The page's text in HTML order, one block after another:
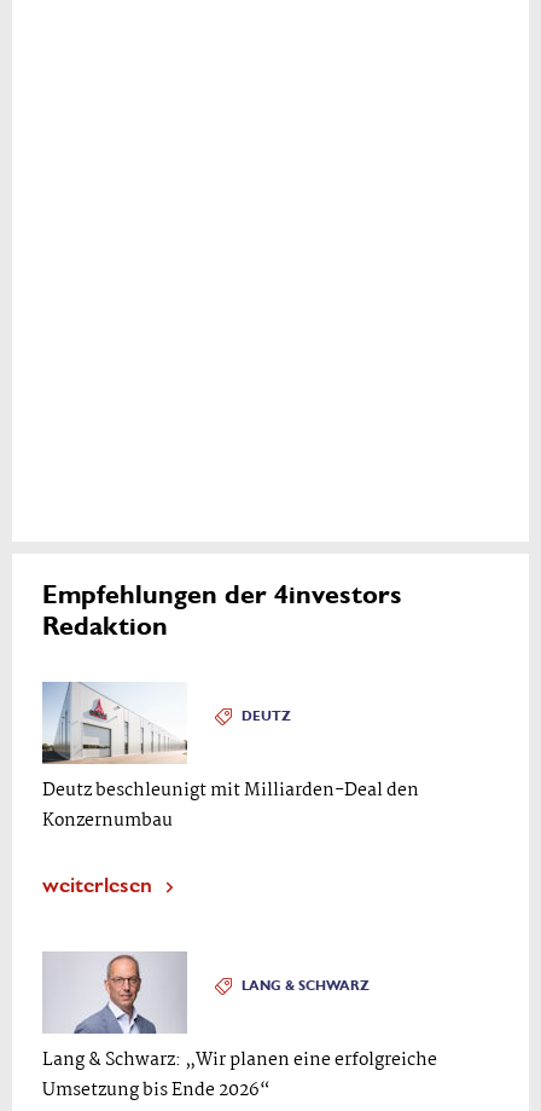
Empfehlungen der 4investors
Redaktion
DEUTZ
Deutz beschleunigt mit Milliarden-Deal den
Konzernumbau
weiterlesen
LANG & SCHWARZ
Lang & Schwarz: „Wir planen eine erfolgreiche
Umsetzung bis Ende 2026“